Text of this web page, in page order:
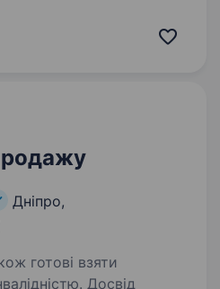
посилювати
Дніпро,
готові взяти
Досвід